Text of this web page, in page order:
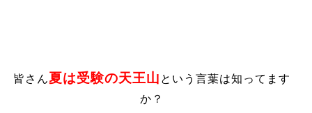
皆さん夏は受験の天王山 という言葉は知ってます
か？